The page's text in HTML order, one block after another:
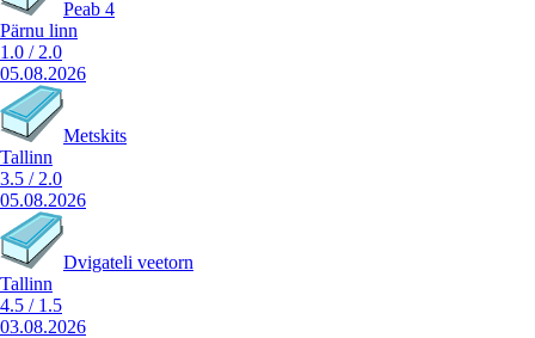
Peab 4
Pärnu linn
1.0 / 2.0
05.08.2026
Metskits
Tallinn
3.5 / 2.0
05.08.2026
Dvigateli veetorn
Tallinn
4.5 / 1.5
03.08.2026